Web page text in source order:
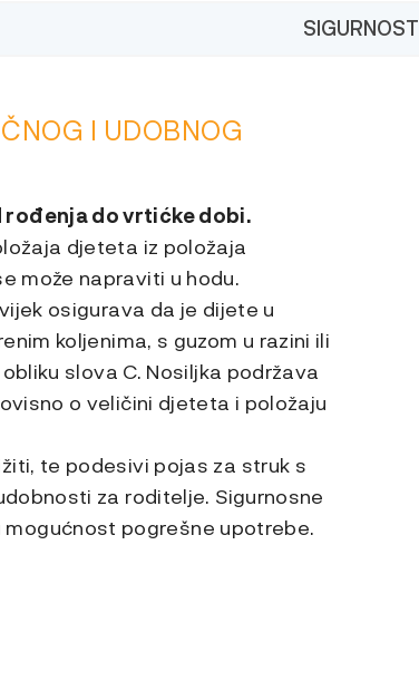
SIGURNOST
I UDOBNOG
rođenja do vrtićke dobi.
djeteta iz položaja
može napraviti u hodu.
osigurava da je dijete u
koljenima, s guzom u razini ili
slova C. Nosiljka podržava
o veličini djeteta i položaju
te podesivi pojas za struk s
za roditelje. Sigurnosne
pogrešne upotrebe.